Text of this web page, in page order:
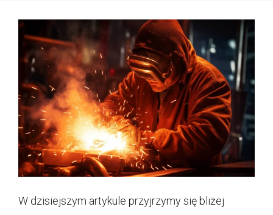
W dzisiejszym artykule przyjrzymy się bliżej